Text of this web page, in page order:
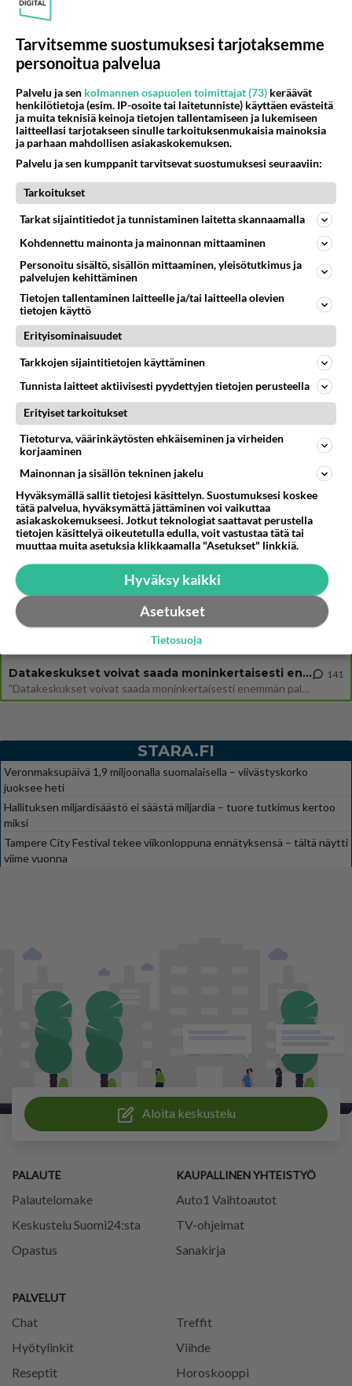
Voiko meidän välit
Koskaan parantua tästä?
05.08.2026 05:34
Ikävä
Mitä tuot pöytään parisuhteessa?
Siinäpä se kysymys on otsikossa. Mitäpä siis tuot/toisit pöytään parisuhteessa? Oletko mies vai nainen? Koetko sen mitä
349
Martinan bisneksillä ei mene hyvin
Tiesitkö? Martina Aitolehden isäpuoli on tämä suosittu laulaja 27
2 km on nykyään liian pitkä koulumatka
Miesten tuijotus
Muistatko? Kädestä suuhun elävä Satu sai jättimäisen rahasalkun
Henry-miljonääriltä
Linda Lampenius ja Pete Parkkonen yllättävät yhdessä - Tämä ei jätä
kylmäksi...
Kun yksi kauhallinen ei riitä... Tämä helppo arkiruoka ei jää syömättä!
Miten selvittäisitte seuraavan ongelman, meillä on uusioperhe, minulla teini-ikäiset lapset ja puolisolla aikuiset, jotk
GALLUP: Mikä on arkiruokabravuurisi?
Lomat on monella lomailtu ja arki alkaa. Se voi tarkoittaa myös sitä, että grillailut on grillattu ja palataan arjen ruo
Naiset kertokaa
Miksi kumppaniehdokkaan oma elämä on teille ongelma?
Datakeskukset voivat saada moninkertaisesti enemmän palautuksia kuin mitä ne maksavat veroja
”Datakeskukset voivat saada moninkertaisesti enemmän palautuksia kuin mitä ne maksavat veroja”, sanoo professori Jussi K
141
STARA.FI
Veronmaksupäivä 1,9 miljoonalla suomalaisella – viivästyskorko
juoksee heti
Hallituksen miljardisäästö ei säästä miljardia – tuore tutkimus kertoo
miksi
Tampere City Festival tekee viikonloppuna ennätyksensä – tältä näytti
viime vuonna
Aloita keskustelu
PALAUTE
Palautelomake
Keskustelu Suomi24:sta
Opastus
PALVELUT
Chat
Treffit
Hyötylinkit
Viihde
Reseptit
Horoskooppi
KAUPALLINEN YHTEISTYÖ
Auto1 Vaihtoautot
TV-ohjelmat
Sanakirja
Tarvitsemme suostumuksesi tarjotaksemme
personoitua palvelua
Palvelu ja sen kolmannen osapuolen toimittajat (73) keräävät
henkilötietoja (esim. IP-osoite tai laitetunniste) käyttäen evästeitä
ja muita teknisiä keinoja tietojen tallentamiseen ja lukemiseen
laitteellasi tarjotakseen sinulle tarkoituksenmukaisia mainoksia
ja parhaan mahdollisen asiakaskokemuksen.
Palvelu ja sen kumppanit tarvitsevat suostumuksesi seuraaviin:
Tarkoitukset
Tarkat sijaintitiedot ja tunnistaminen laitetta skannaamalla
Kohdennettu mainonta ja mainonnan mittaaminen
Personoitu sisältö, sisällön mittaaminen, yleisötutkimus ja
palvelujen kehittäminen
Tietojen tallentaminen laitteelle ja/tai laitteella olevien
tietojen käyttö
Erityisominaisuudet
Tarkkojen sijaintitietojen käyttäminen
Tunnista laitteet aktiivisesti pyydettyjen tietojen perusteella
Erityiset tarkoitukset
Tietoturva, väärinkäytösten ehkäiseminen ja virheiden
korjaaminen
Mainonnan ja sisällön tekninen jakelu
Hyväksymällä sallit tietojesi käsittelyn. Suostumuksesi koskee
tätä palvelua, hyväksymättä jättäminen voi vaikuttaa
asiakaskokemukseesi. Jotkut teknologiat saattavat perustella
tietojen käsittelyä oikeutetulla edulla, voit vastustaa tätä tai
muuttaa muita asetuksia klikkaamalla "Asetukset" linkkiä.
Hyväksy kaikki
Asetukset
Tietosuoja